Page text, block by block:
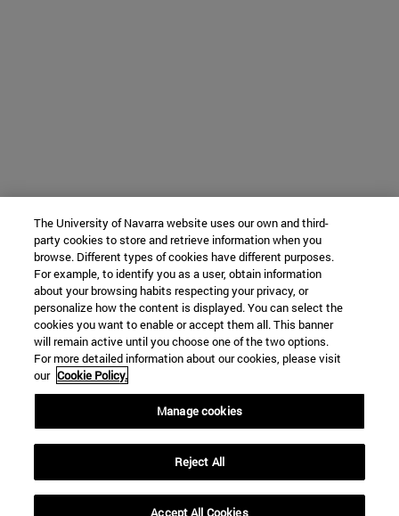
The University of Navarra website uses our own and third-
party cookies to store and retrieve information when you
browse. Different types of cookies have different purposes.
For example, to identify you as a user, obtain information
about your browsing habits respecting your privacy, or
personalize how the content is displayed. You can select the
cookies you want to enable or accept them all. This banner
will remain active until you choose one of the two options.
For more detailed information about our cookies, please visit
our Cookie Policy.
Manage cookies
Reject All
Accept All Cookies